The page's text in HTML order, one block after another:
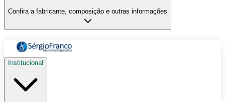
Confira a fabricante, composição e outras informações
Institucional